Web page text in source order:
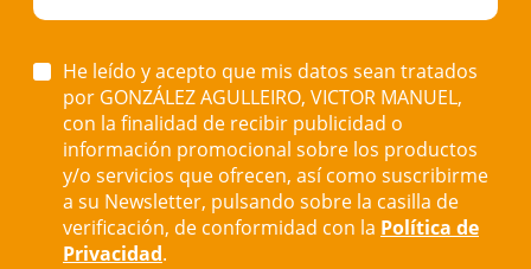
He leído y acepto que mis datos sean tratados
por GONZÁLEZ AGULLEIRO, VICTOR MANUEL,
con la finalidad de recibir publicidad o
información promocional sobre los productos
y/o servicios que ofrecen, así como suscribirme
a su Newsletter, pulsando sobre la casilla de
verificación, de conformidad con la Política de
Privacidad.